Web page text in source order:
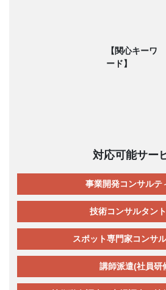
【関心キーワ
ード】
対応可能サー
事業開発コンサルテ
技術コンサルタン
スポット専門家コンサ
講師派遣(社員研